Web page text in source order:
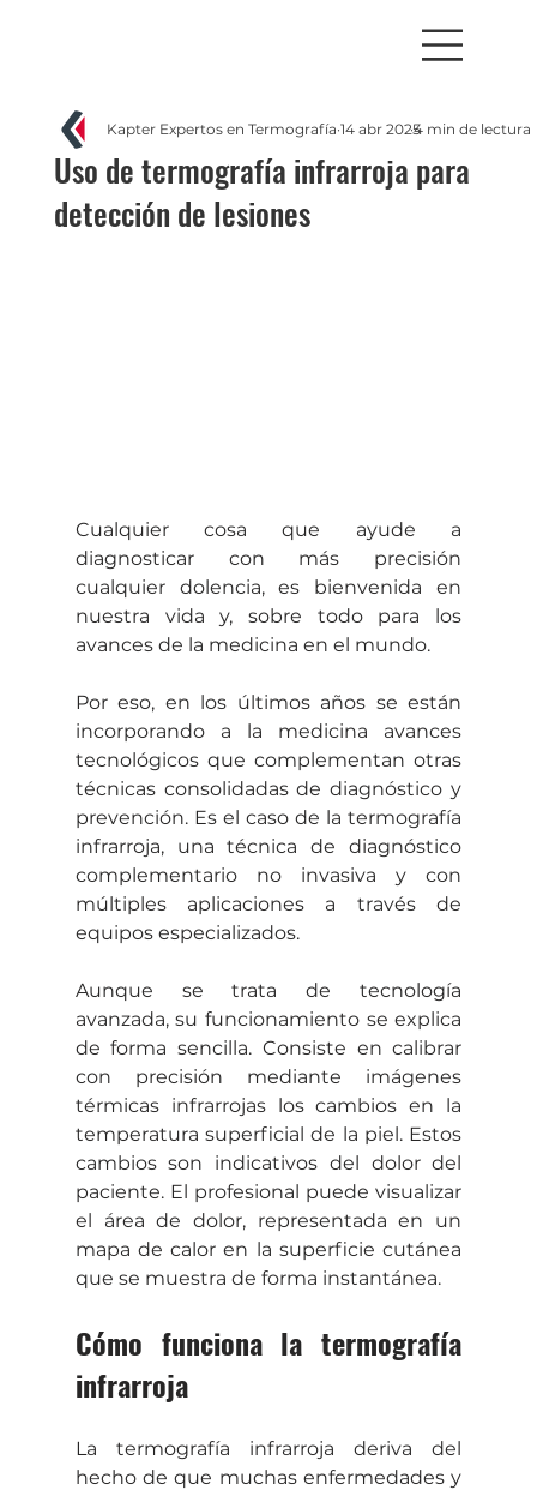
Uso de termografía infrarroja para
detección de lesiones
Kapter Expertos en Termografía 14 abr 20254 min de lectura
Cualquier cosa que ayude a
diagnosticar con más precisión
cualquier dolencia, es bienvenida en
nuestra vida y, sobre todo para los
avances de la medicina en el mundo.
Por eso, en los últimos años se están
incorporando a la medicina avances
tecnológicos que complementan otras
técnicas consolidadas de diagnóstico y
prevención. Es el caso de la termografía
infrarroja, una técnica de diagnóstico
complementario no invasiva y con
múltiples aplicaciones a través de
equipos especializados.
Aunque se trata de tecnología
avanzada, su funcionamiento se explica
de forma sencilla. Consiste en calibrar
con precisión mediante imágenes
térmicas infrarrojas los cambios en la
temperatura superficial de la piel. Estos
cambios son indicativos del dolor del
paciente. El profesional puede visualizar
el área de dolor, representada en un
mapa de calor en la superficie cutánea
que se muestra de forma instantánea.
Cómo funciona la termografía
infrarroja
La termografía infrarroja deriva del
hecho de que muchas enfermedades y